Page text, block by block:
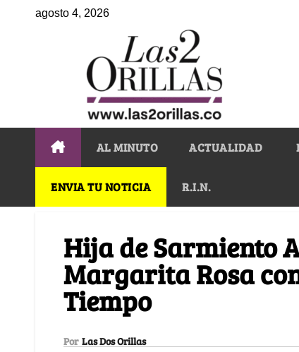
agosto 4, 2026
AL MINUTO ACTUALIDAD
ENVIA TU NOTICIA R.I.N.
Hija de Sarmiento
Margarita Rosa
Tiempo
Por Las Dos Orillas